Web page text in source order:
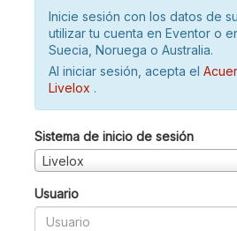
Inicie sesión con los datos de
utilizar tu cuenta en Eventor o
Suecia, Noruega o Australia.
Al iniciar sesión, acepta el
Livelox .
Sistema de inicio de sesión
Livelox
Usuario